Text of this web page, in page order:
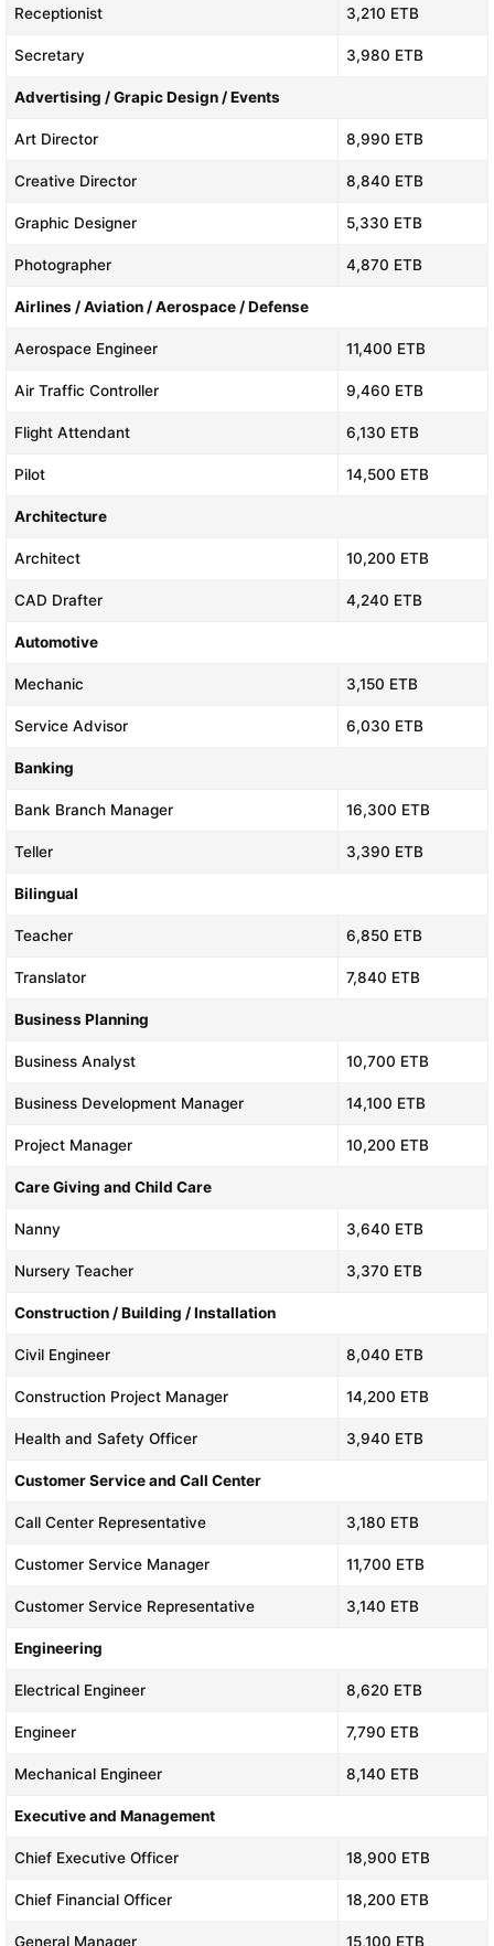
Receptionist 3,210 ETB
Secretary 3,980 ETB
Advertising / Grapic Design / Events
Art Director 8,990 ETB
Creative Director 8,840 ETB
Graphic Designer 5,330 ETB
Photographer 4,870 ETB
Airlines / Aviation / Aerospace / Defense
Aerospace Engineer 11,400 ETB
Air Traffic Controller 9,460 ETB
Flight Attendant 6,130 ETB
Pilot 14,500 ETB
Architecture
Architect 10,200 ETB
CAD Drafter 4,240 ETB
Automotive
Mechanic 3,150 ETB
Service Advisor 6,030 ETB
Banking
Bank Branch Manager 16,300 ETB
Teller 3,390 ETB
Bilingual
Teacher 6,850 ETB
Translator 7,840 ETB
Business Planning
Business Analyst 10,700 ETB
Business Development Manager 14,100 ETB
Project Manager 10,200 ETB
Care Giving and Child Care
Nanny 3,640 ETB
Nursery Teacher 3,370 ETB
Construction / Building / Installation
Civil Engineer 8,040 ETB
Construction Project Manager 14,200 ETB
Health and Safety Officer 3,940 ETB
Customer Service and Call Center
Call Center Representative 3,180 ETB
Customer Service Manager 11,700 ETB
Customer Service Representative 3,140 ETB
Engineering
Electrical Engineer 8,620 ETB
Engineer 7,790 ETB
Mechanical Engineer 8,140 ETB
Executive and Management
Chief Executive Officer 18,900 ETB
Chief Financial Officer 18,200 ETB
General Manager 15,100 ETB